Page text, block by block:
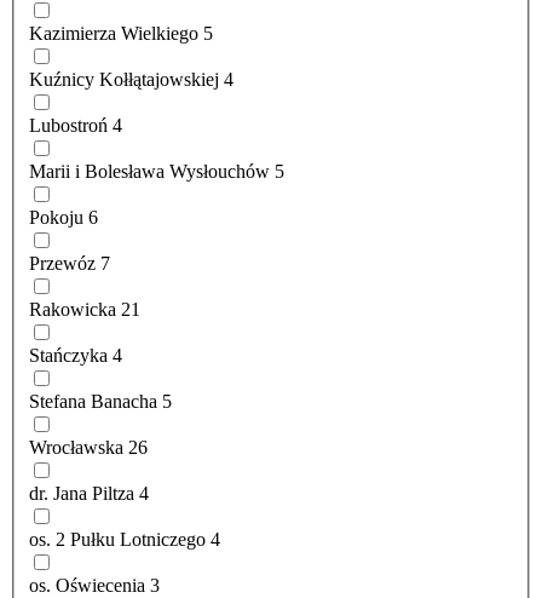
Kazimierza Wielkiego 5
Kuźnicy Kołłątajowskiej 4
Lubostroń 4
Marii i Bolesława Wysłouchów 5
Pokoju 6
Przewóz 7
Rakowicka 21
Stańczyka 4
Stefana Banacha 5
Wrocławska 26
dr. Jana Piltza 4
os. 2 Pułku Lotniczego 4
os. Oświecenia 3